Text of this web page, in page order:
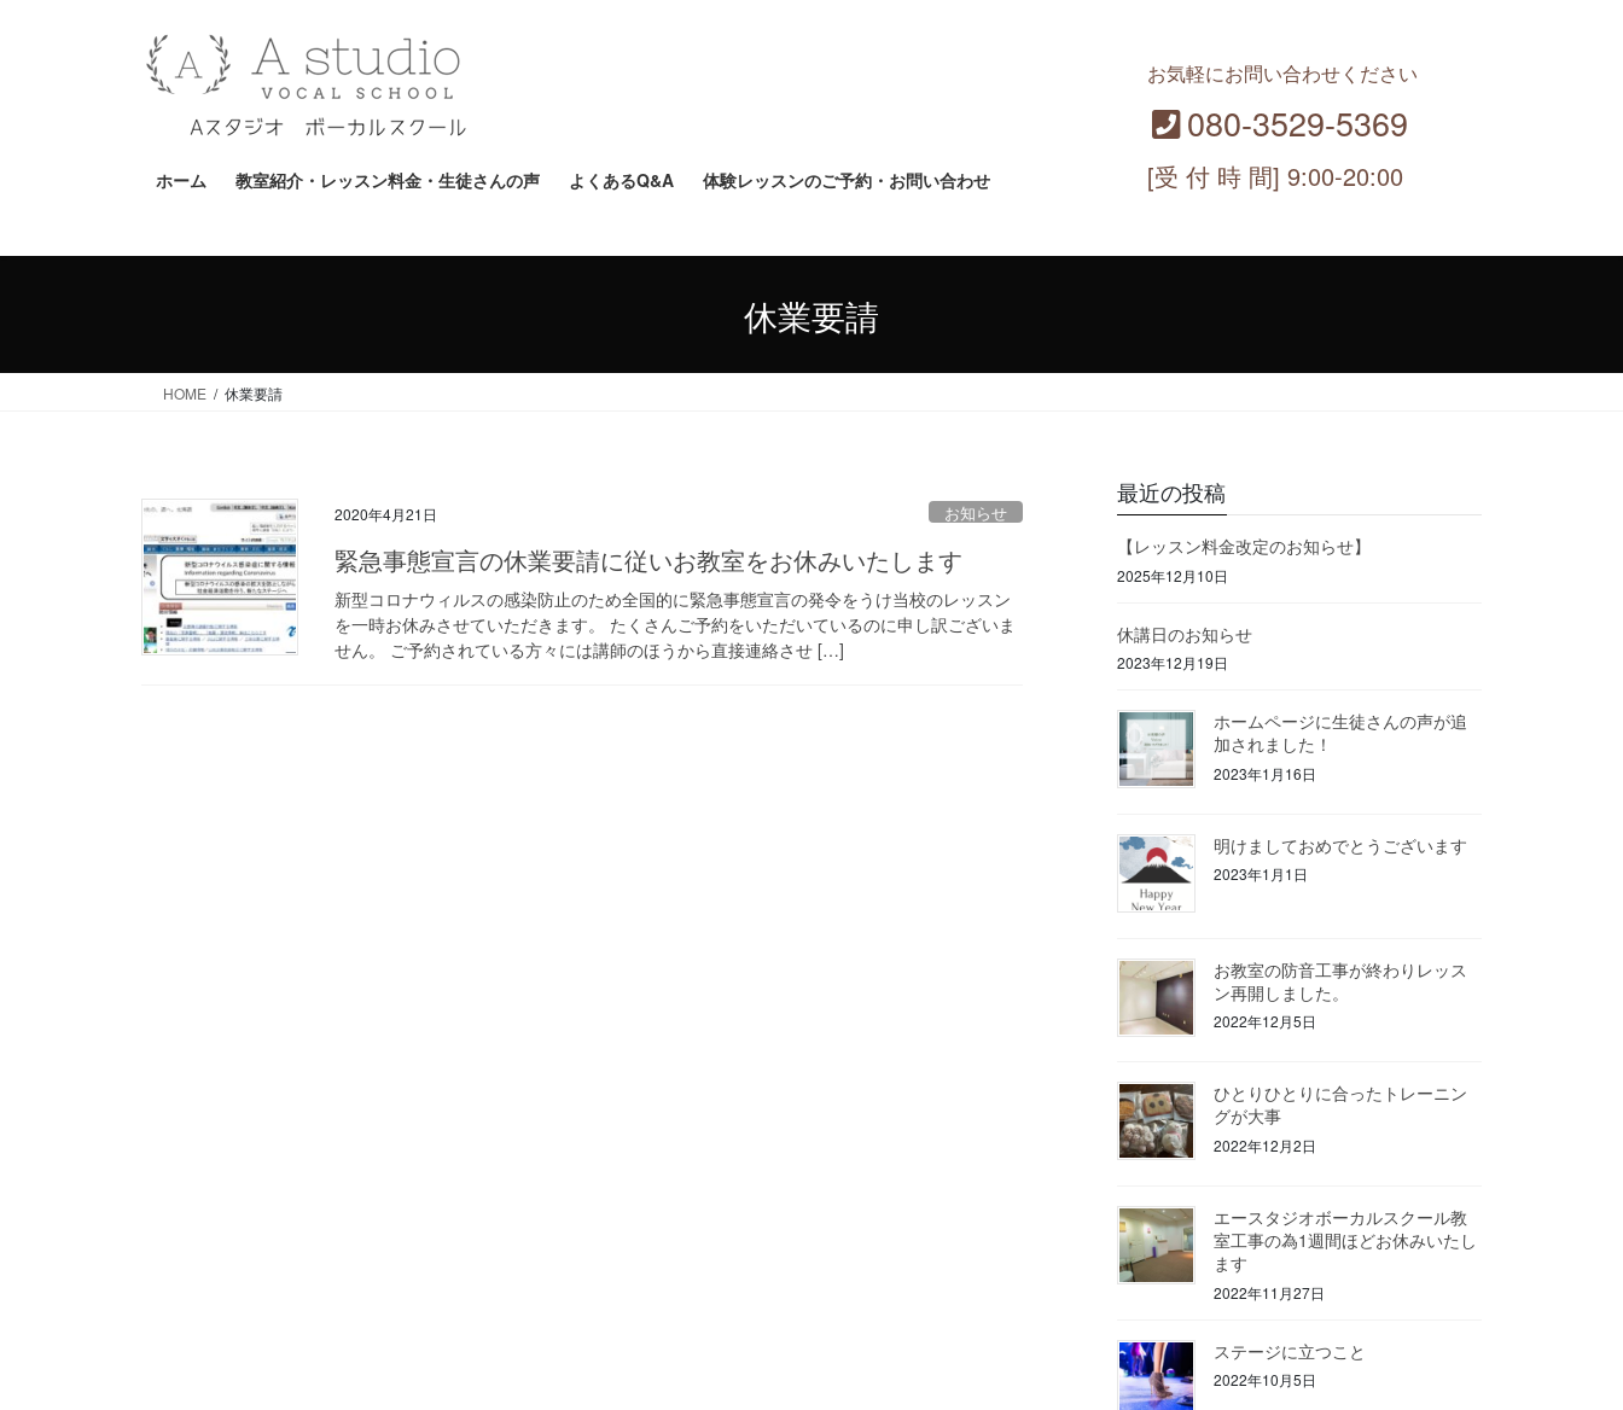
お気軽にお問い合わせください
080-3529-5369
[受 付 時 間] 9:00-20:00
ホーム 教室紹介・レッスン料金・生徒さんの声 よくあるQ&A 体験レッスンのご予約・お問い合わせ
休業要請
HOME 休業要請
2020年4月21日 お知らせ
緊急事態宣言の休業要請に従いお教室をお休みいたします
新型コロナウィルスの感染防止のため全国的に緊急事態宣言の発令をうけ当校のレッスン
を一時お休みさせていただきます。 たくさんご予約をいただいているのに申し訳ございま
せん。 ご予約されている方々には講師のほうから直接連絡させ […]
最近の投稿
【レッスン料金改定のお知らせ】
2025年12月10日
休講日のお知らせ
2023年12月19日
ホームページに生徒さんの声が追
加されました！
2023年1月16日
明けましておめでとうございます
2023年1月1日
お教室の防音工事が終わりレッス
ン再開しました。
2022年12月5日
ひとりひとりに合ったトレーニン
グが大事
2022年12月2日
エースタジオボーカルスクール教
室工事の為1週間ほどお休みいたし
ます
2022年11月27日
ステージに立つこと
2022年10月5日